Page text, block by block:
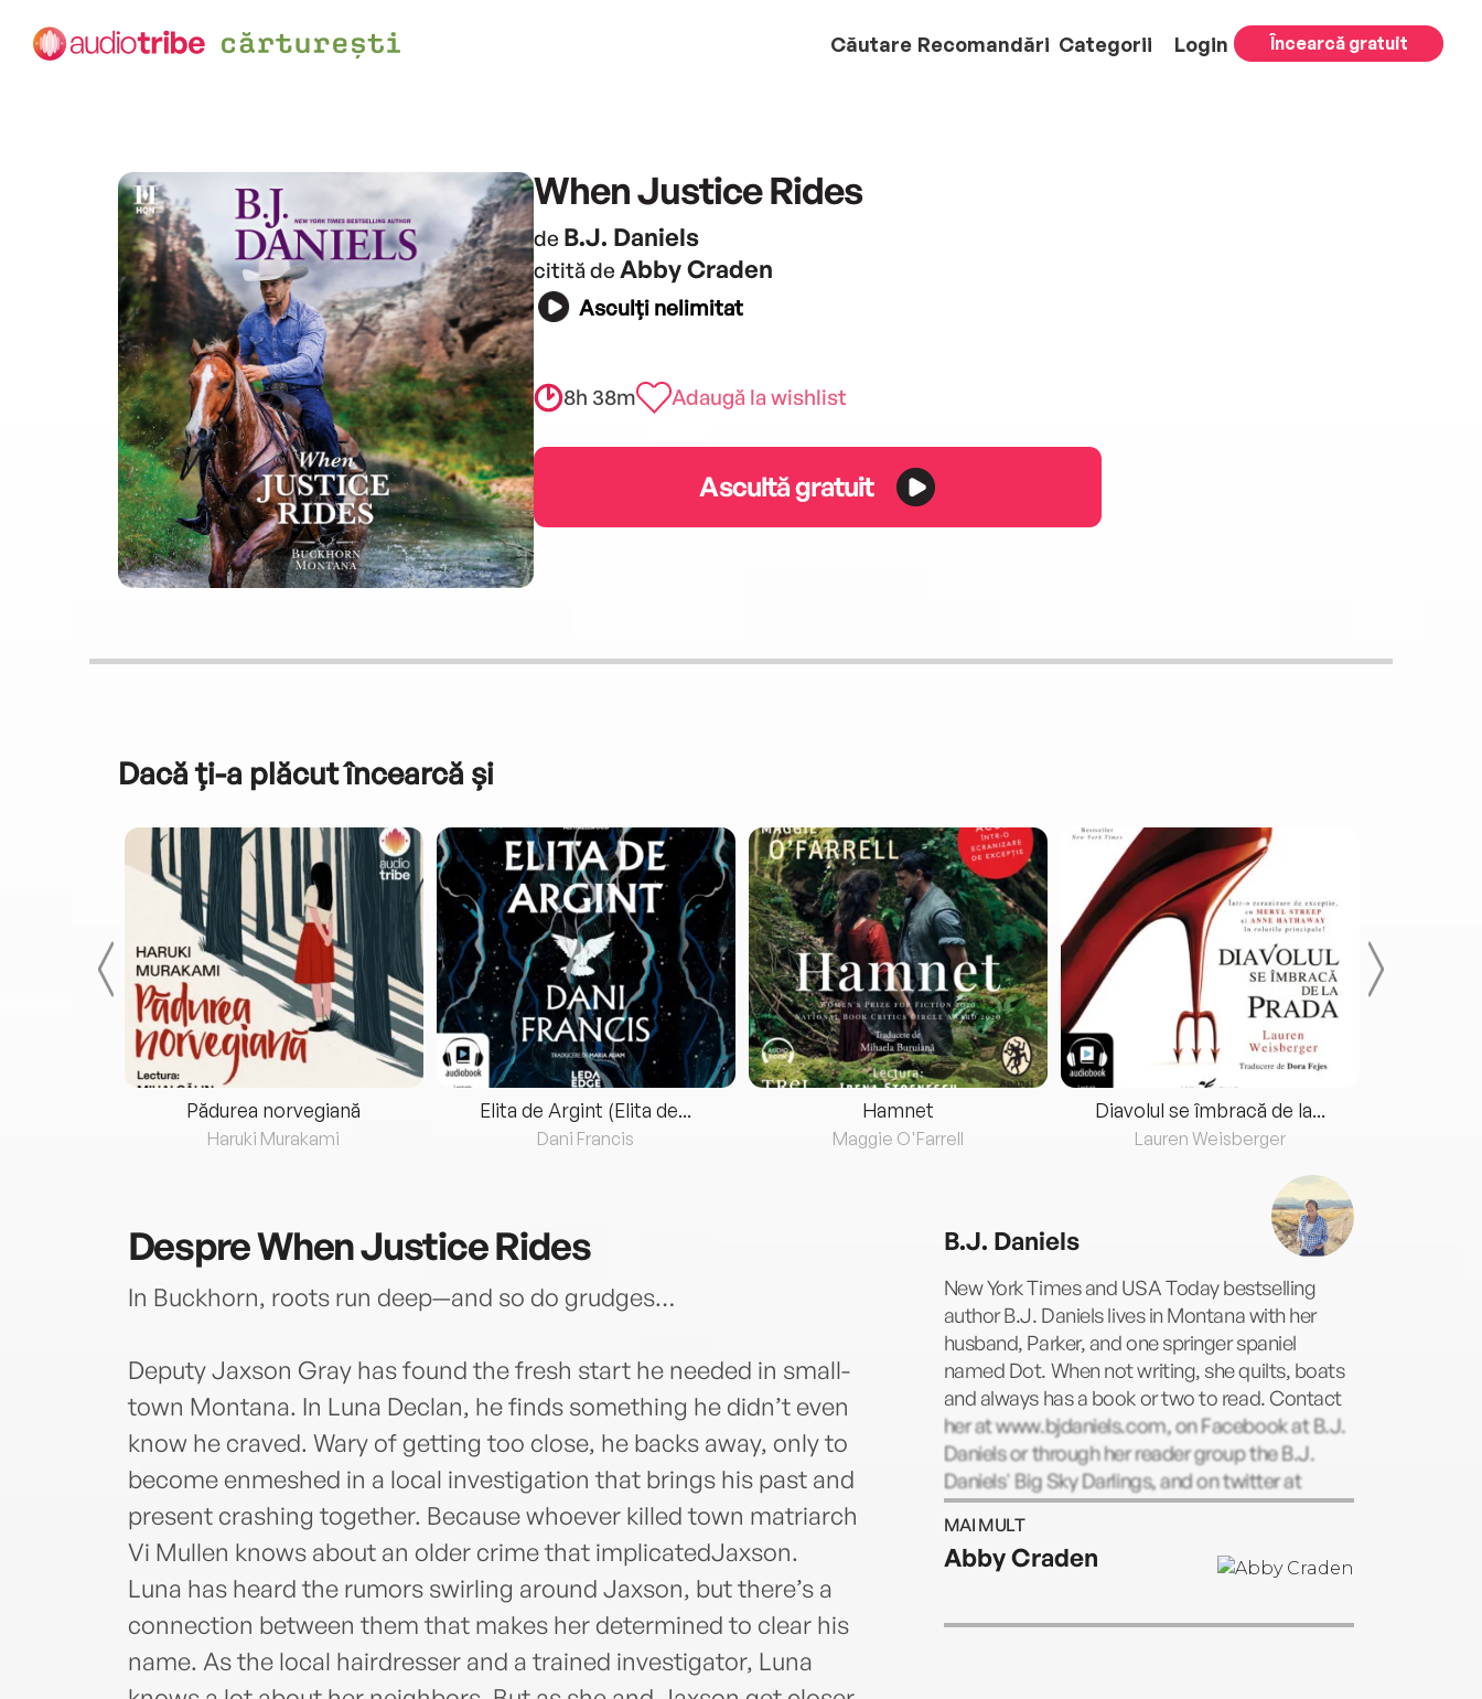
Căutare Recomandări Categorii Login Încearcă gratuit
When Justice Rides
de B.J. Daniels
citită de Abby Craden
Asculți nelimitat
8h 38m Adaugă la wishlist
Ascultă gratuit
Dacă ți-a plăcut încearcă și
Pădurea norvegiană
Haruki Murakami
Elita de Argint (Elita de...
Dani Francis
Hamnet
Maggie O'Farrell
Diavolul se îmbracă de la...
Lauren Weisberger
DespreWhen Justice Rides
In Buckhorn, roots run deep—and so do grudges…
Deputy Jaxson Gray has found the fresh start he needed in small-
town Montana. In Luna Declan, he finds something he didn’t even
know he craved. Wary of getting too close, he backs away, only to
become enmeshed in a local investigation that brings his past and
present crashing together. Because whoever killed town matriarch
Vi Mullen knows about an older crime that implicatedJaxson.
Luna has heard the rumors swirling around Jaxson, but there’s a
connection between them that makes her determined to clear his
name. As the local hairdresser and a trained investigator, Luna
B.J. Daniels
New York Times and USA Today bestselling
author B.J. Daniels lives in Montana with her
husband, Parker, and one springer spaniel
named Dot. When not writing, she quilts, boats
and always has a book or two to read. Contact
her at www.bjdaniels.com, on Facebook at B.J.
Daniels or through her reader group the B.J.
Daniels' Big Sky Darlings, and on twitter at
bjdanielsauthor.
MAI MULT
Abby Craden